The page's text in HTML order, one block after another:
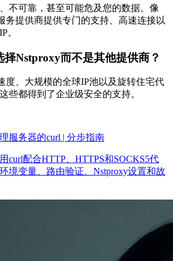
不可靠，甚至可能危及您的数据。像
务提供商提供专门的支持、高速连接以
。
择Nstproxy而不是其他提供商？
度、大规模的全球IP池以及旋转住宅代
些都得到了企业级安全的支持。
服务器的curl | 分步指南
curl配合HTTP、HTTPS和SOCKS5代
境变量、路由验证、Nstproxy设置和故